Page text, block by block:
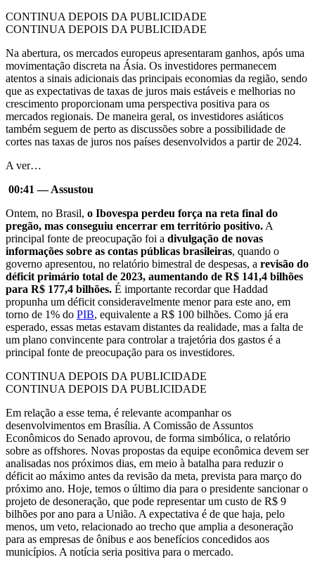
CONTINUA DEPOIS DA PUBLICIDADE
CONTINUA DEPOIS DA PUBLICIDADE
Na abertura, os mercados europeus apresentaram ganhos, após uma
movimentação discreta na Ásia. Os investidores permanecem
atentos a sinais adicionais das principais economias da região, sendo
que as expectativas de taxas de juros mais estáveis e melhorias no
crescimento proporcionam uma perspectiva positiva para os
mercados regionais. De maneira geral, os investidores asiáticos
também seguem de perto as discussões sobre a possibilidade de
cortes nas taxas de juros nos países desenvolvidos a partir de 2024.
A ver…
00:41 — Assustou
Ontem, no Brasil, o Ibovespa perdeu força na reta final do
pregão, mas conseguiu encerrar em território positivo. A
principal fonte de preocupação foi a divulgação de novas
informações sobre as contas públicas brasileiras, quando o
governo apresentou, no relatório bimestral de despesas, a revisão do
déficit primário total de 2023, aumentando de R$ 141,4 bilhões
para R$ 177,4 bilhões. É importante recordar que Haddad
propunha um déficit consideravelmente menor para este ano, em
torno de 1% do PIB, equivalente a R$ 100 bilhões. Como já era
esperado, essas metas estavam distantes da realidade, mas a falta de
um plano convincente para controlar a trajetória dos gastos é a
principal fonte de preocupação para os investidores.
CONTINUA DEPOIS DA PUBLICIDADE
CONTINUA DEPOIS DA PUBLICIDADE
Em relação a esse tema, é relevante acompanhar os
desenvolvimentos em Brasília. A Comissão de Assuntos
Econômicos do Senado aprovou, de forma simbólica, o relatório
sobre as offshores. Novas propostas da equipe econômica devem ser
analisadas nos próximos dias, em meio à batalha para reduzir o
déficit ao máximo antes da revisão da meta, prevista para março do
próximo ano. Hoje, temos o último dia para o presidente sancionar o
projeto de desoneração, que pode representar um custo de R$ 9
bilhões por ano para a União. A expectativa é de que haja, pelo
menos, um veto, relacionado ao trecho que amplia a desoneração
para as empresas de ônibus e aos benefícios concedidos aos
municípios. A notícia seria positiva para o mercado.